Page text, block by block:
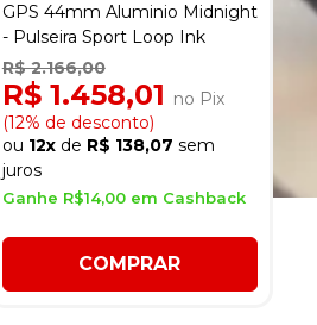
GPS 44mm Aluminio Midnight
- Pulseira Sport Loop Ink
R$ 2.166,00
R$ 1.458,01 no Pix
(12% de desconto)
ou 12xde R$ 138,07 sem
juros
Ganhe R$14,00 em Cashback
COMPRAR